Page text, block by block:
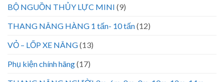
BỘ NGUỒN THỦY LỰC MINI (9)
THANG NÂNG HÀNG 1 tấn- 10 tấn(12)
VỎ – LỐP XE NÂNG(13)
Phụ kiện chính hãng(17)